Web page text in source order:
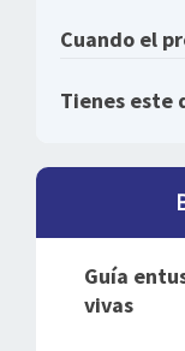
Cuando el
Tienes este
Guía
vivas